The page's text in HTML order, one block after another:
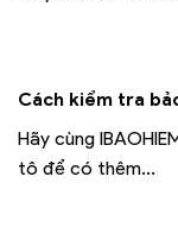
Cách kiểm tra
Hãy cùng
tô để có thêm...